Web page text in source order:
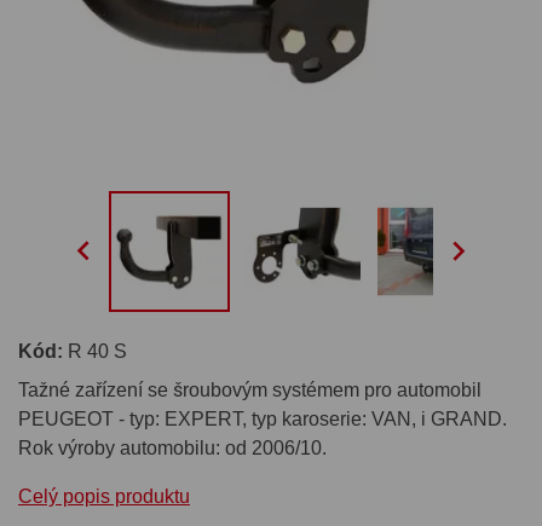
 
Kód: R 40 S
Tažné zařízení se šroubovým systémem pro automobil
PEUGEOT - typ: EXPERT, typ karoserie: VAN, i GRAND.
Rok výroby automobilu: od 2006/10.
Celý popis produktu